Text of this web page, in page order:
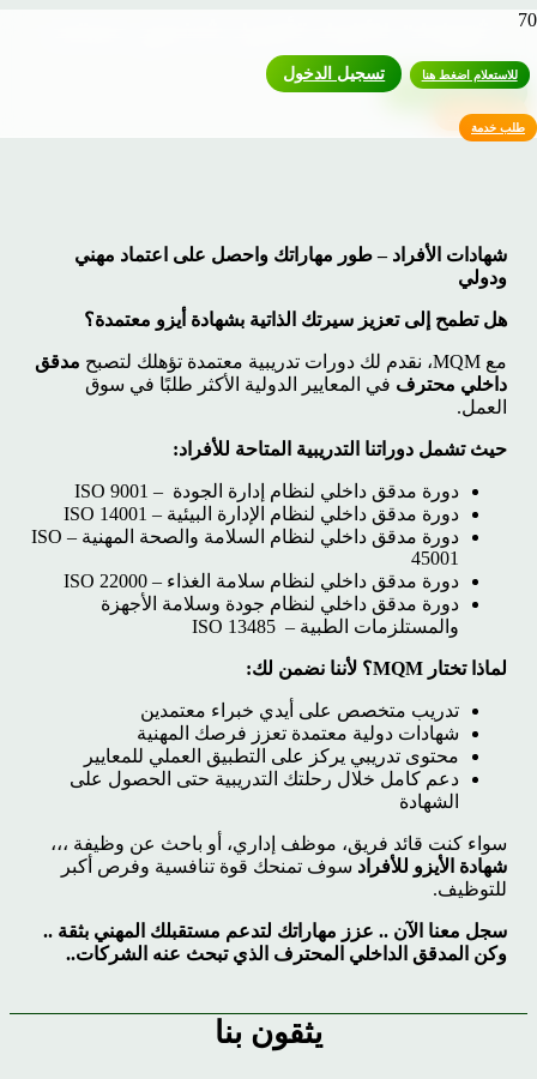
للاستعلام اضغط هنا تسجيل الدخول
طلب خدمة
للاستعلام اضغط هنا
طلب خدمة
شهادات الأفراد – طور مهاراتك واحصل على اعتماد مهني
ودولي
هل تطمح إلى تعزيز سيرتك الذاتية بشهادة أيزو معتمدة؟
مع MQM، نقدم لك دورات تدريبية معتمدة تؤهلك لتصبح
مدقق
داخلي محترف في المعايير الدولية الأكثر طلبًا في سوق
العمل.
حيث تشمل دوراتنا التدريبية المتاحة للأفراد:
دورة مدقق داخلي لنظام إدارة الجودة – ISO 9001
دورة مدقق داخلي لنظام الإدارة البيئية – ISO 14001
دورة مدقق داخلي لنظام السلامة والصحة المهنية – ISO
45001
دورة مدقق داخلي لنظام سلامة الغذاء – ISO 22000
دورة مدقق داخلي لنظام جودة وسلامة الأجهزة
والمستلزمات الطبية – ISO 13485
لماذا تختار MQM؟ لأننا نضمن لك:
تدريب متخصص على أيدي خبراء معتمدين
شهادات دولية معتمدة تعزز فرصك المهنية
محتوى تدريبي يركز على التطبيق العملي للمعايير
دعم كامل خلال رحلتك التدريبية حتى الحصول على
الشهادة
سواء كنت قائد فريق، موظف إداري، أو باحث عن وظيفة ،،،
شهادة الأيزو للأفراد سوف تمنحك قوة تنافسية وفرص أكبر
للتوظيف.
سجل معنا الآن .. عزز مهاراتك لتدعم مستقبلك المهني بثقة ..
وكن المدقق الداخلي المحترف الذي تبحث عنه الشركات..
يثقون بنا